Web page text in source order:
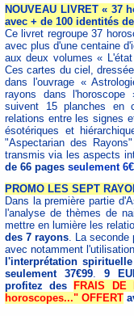
NOUVEAU LIVRET « 37
avec + de 100 identités
Ce livret regroupe 37
avec plus d'une centaine
aux deux volumes «
Ces cartes du ciel,
dans l'ouvrage «
rayons dans
suivent 15 planches en
relations entre les signes
ésotériques et
"Aspectarian des
transmis via les aspects
de 66 pages seulement 6€
PROMO LES SEPT
Dans la première partie
l'analyse de thèmes de
mettre en lumière les
des 7 rayons. La seconde
avec notamment
l'interprétation spirituelle
seulement 37€99. 9
profitez des
FRAIS
horoscopes..." OFFERT